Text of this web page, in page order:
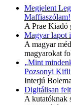
Megjelent
Maffiaszólam!
A Prae Kiadó
Magyar lapot
A magyar
magyarokat
„Mint
Pozsonyi Kifli
Interjú
Digitálisan
A kutatóknak